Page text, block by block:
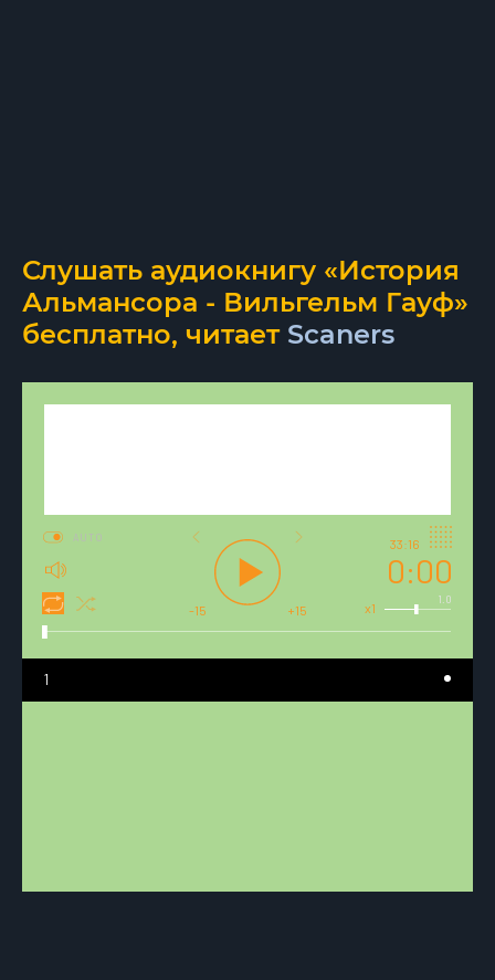
Слушать аудиокнигу «История
Альмансора - Вильгельм Гауф»
бесплатно, читает Scaners
0:00
33:16
1.0
x1
-15 +15
AUTO
1